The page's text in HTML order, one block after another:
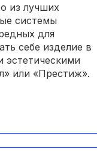
из лучших
системы
для
себе изделие в
эстетическими
или «Престиж».